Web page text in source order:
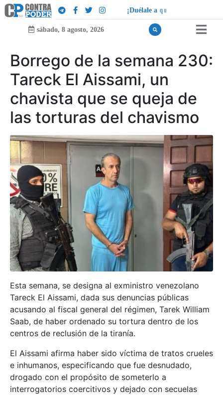
¡Duélale a q u i
sábado, 8 agosto, 2026
Borrego de la semana 230:
Tareck El Aissami, un
chavista que se queja de
las torturas del chavismo
Esta semana, se designa al exministro venezolano
Tareck El Aissami, dada sus denuncias públicas
acusando al fiscal general del régimen, Tarek William
Saab, de haber ordenado su tortura dentro de los
centros de reclusión de la tiranía.
El Aissami afirma haber sido víctima de tratos crueles
e inhumanos, especificando que fue desnudado,
drogado con el propósito de someterlo a
interrogatorios coercitivos y dejado con secuelas